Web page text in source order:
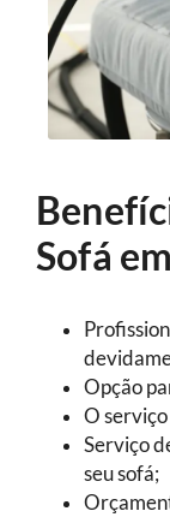
Sofá
Opção
O
Serviço
seu sofá;